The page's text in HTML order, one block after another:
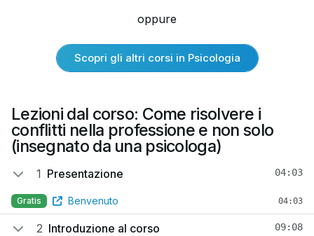
oppure
Scopri gli altri corsi in Psicologia
Lezioni dal corso: Come risolvere i
conflitti nella professione e non solo
(insegnato da una psicologa)
1 Presentazione 04:03
Gratis Benvenuto 04:03
2 Introduzione al corso 09:08